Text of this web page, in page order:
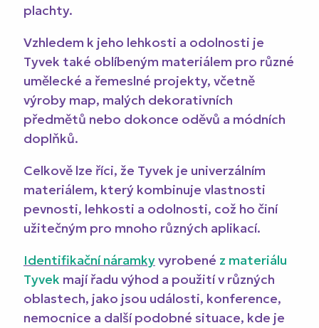
plachty.
Vzhledem k jeho lehkosti a odolnosti je
Tyvek také oblíbeným materiálem pro různé
umělecké a řemeslné projekty, včetně
výroby map, malých dekorativních
předmětů nebo dokonce oděvů a módních
doplňků.
Celkově lze říci, že Tyvek je univerzálním
materiálem, který kombinuje vlastnosti
pevnosti, lehkosti a odolnosti, což ho činí
užitečným pro mnoho různých aplikací.
Identifikační náramkyvyrobené z materiálu
Tyvek mají řadu výhod a použití v různých
oblastech, jako jsou události, konference,
nemocnice a další podobné situace, kde je